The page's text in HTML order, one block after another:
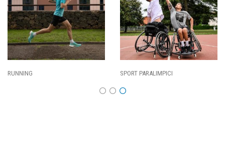
RUNNING SPORT PARALIMPICI